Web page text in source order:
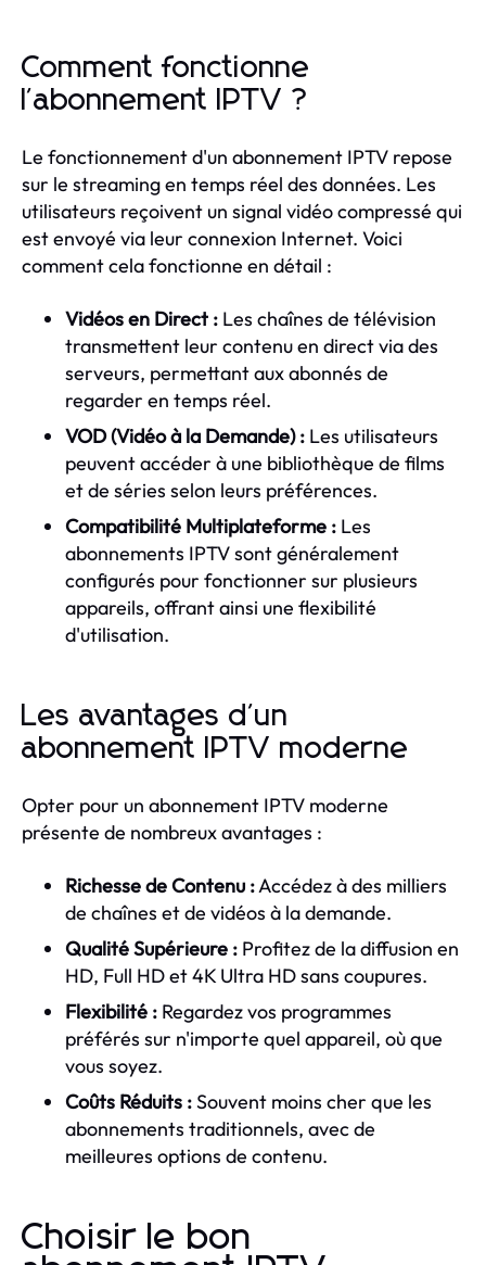
Comment fonctionne
l'abonnement IPTV ?
Le fonctionnement d'un abonnement IPTV repose
sur le streaming en temps réel des données. Les
utilisateurs reçoivent un signal vidéo compressé qui
est envoyé via leur connexion Internet. Voici
comment cela fonctionne en détail :
Vidéos en Direct : Les chaînes de télévision
transmettent leur contenu en direct via des
serveurs, permettant aux abonnés de
regarder en temps réel.
VOD (Vidéo à la Demande) : Les utilisateurs
peuvent accéder à une bibliothèque de films
et de séries selon leurs préférences.
Compatibilité Multiplateforme : Les
abonnements IPTV sont généralement
configurés pour fonctionner sur plusieurs
appareils, offrant ainsi une flexibilité
d'utilisation.
Les avantages d'un
abonnement IPTV moderne
Opter pour un abonnement IPTV moderne
présente de nombreux avantages :
Richesse de Contenu :Accédez à des milliers
de chaînes et de vidéos à la demande.
Qualité Supérieure : Profitez de la diffusion en
HD, Full HD et 4K Ultra HD sans coupures.
Flexibilité : Regardez vos programmes
préférés sur n'importe quel appareil, où que
vous soyez.
Coûts Réduits :Souvent moins cher que les
abonnements traditionnels, avec de
meilleures options de contenu.
Choisir le bon